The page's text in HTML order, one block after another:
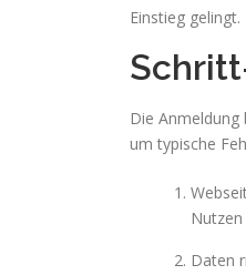
Einstieg gelingt.
Die Anmeldung
um typische
Daten